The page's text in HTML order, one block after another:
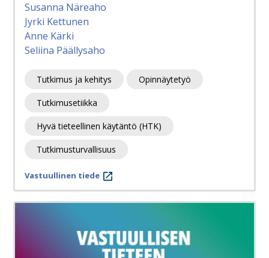
Susanna Näreaho
Jyrki Kettunen
Anne Kärki
Seliina Päällysaho
Tutkimus ja kehitys Opinnäytetyö
Tutkimusetiikka
Hyvä tieteellinen käytäntö (HTK)
Tutkimusturvallisuus
Vastuullinen tiede